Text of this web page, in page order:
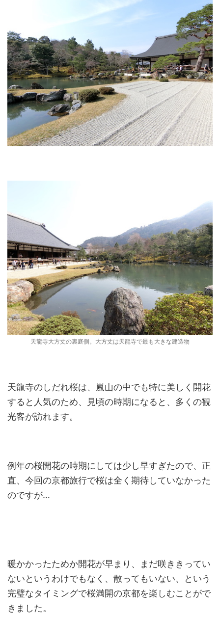
天龍寺大方丈の裏庭側。大方丈は天龍寺で最も大きな建造物
天龍寺のしだれ桜は、嵐山の中でも特に美しく開花
すると人気のため、見頃の時期になると、多くの観
光客が訪れます。
例年の桜開花の時期にしては少し早すぎたので、正
直、今回の京都旅行で桜は全く期待していなかった
のですが…
暖かかったためか開花が早まり、まだ咲ききってい
ないというわけでもなく、散ってもいない、という
完璧なタイミングで桜満開の京都を楽しむことがで
きました。